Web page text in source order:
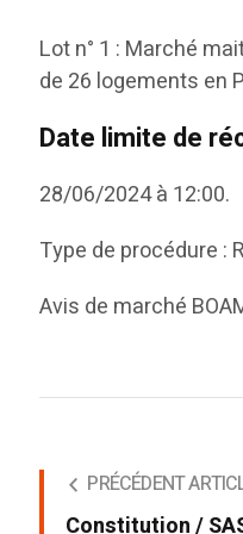
Lot n° 1 : Marché
de 26 logements en
Date limite de
28/06/2024 à 12:00.
Type de procédure :
Avis de marché
PRÉCÉDENT
Constitution /